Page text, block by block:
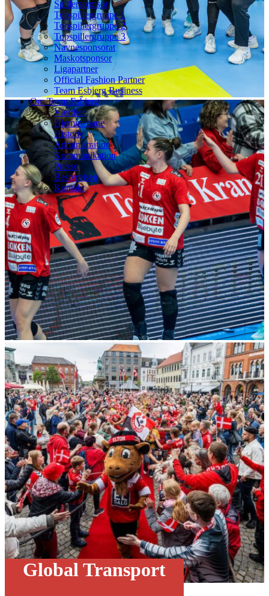
Spillersponsor
Topspillergruppe 1
Topspillergruppe 2
Topspillergruppe 3
Navnesponsorat
Maskotsponsor
Ligapartner
Official Fashion Partner
Team Esbjerg Business
Om Team Esbjerg
Værdier
Hjemmebane
Historie
Administration
Kommunikation
Presse
Bestyrelsen
Kontakt
Global Transport